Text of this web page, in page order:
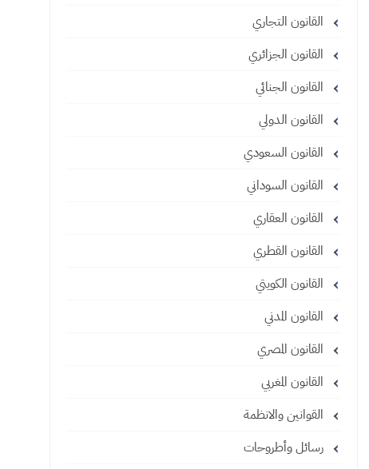
القانون التجاري
القانون الجزائري
القانون الجنائي
القانون الدولي
القانون السعودي
القانون السوداني
القانون العقاري
القانون القطري
القانون الكويتي
القانون المدني
القانون المصري
القانون المغربي
القوانين والانظمة
رسائل وأطروحات